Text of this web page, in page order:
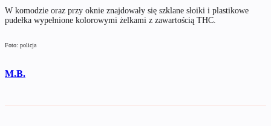
W komodzie oraz przy oknie znajdowały się szklane słoiki i plastikowe
pudełka wypełnione kolorowymi żelkami z zawartością THC.
Foto: policja
M.B.